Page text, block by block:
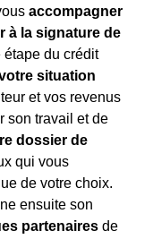
accompagner
à la signature de
étape du crédit
situation
et vos revenus
son travail et de
dossier de
qui vous
de votre choix.
ensuite son
partenaires de